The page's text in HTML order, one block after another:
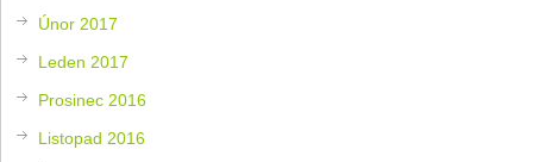
Únor 2017
Leden 2017
Prosinec 2016
Listopad 2016